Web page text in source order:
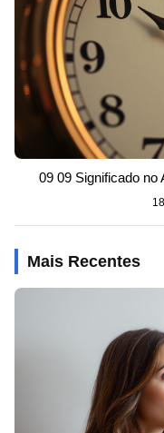
09 09 Significado
Mais Recentes